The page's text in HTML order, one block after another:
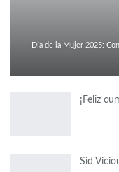
Día de la Mujer 2025:
¡Feliz
Sid